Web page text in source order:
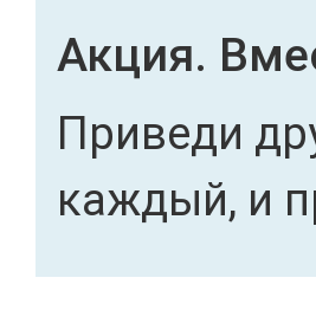
Акция.
Приведи
каждый, и